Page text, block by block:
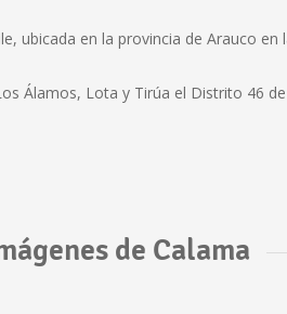
ubicada en la provincia de Arauco
Álamos, Lota y Tirúa el Distrito 46
de Calama